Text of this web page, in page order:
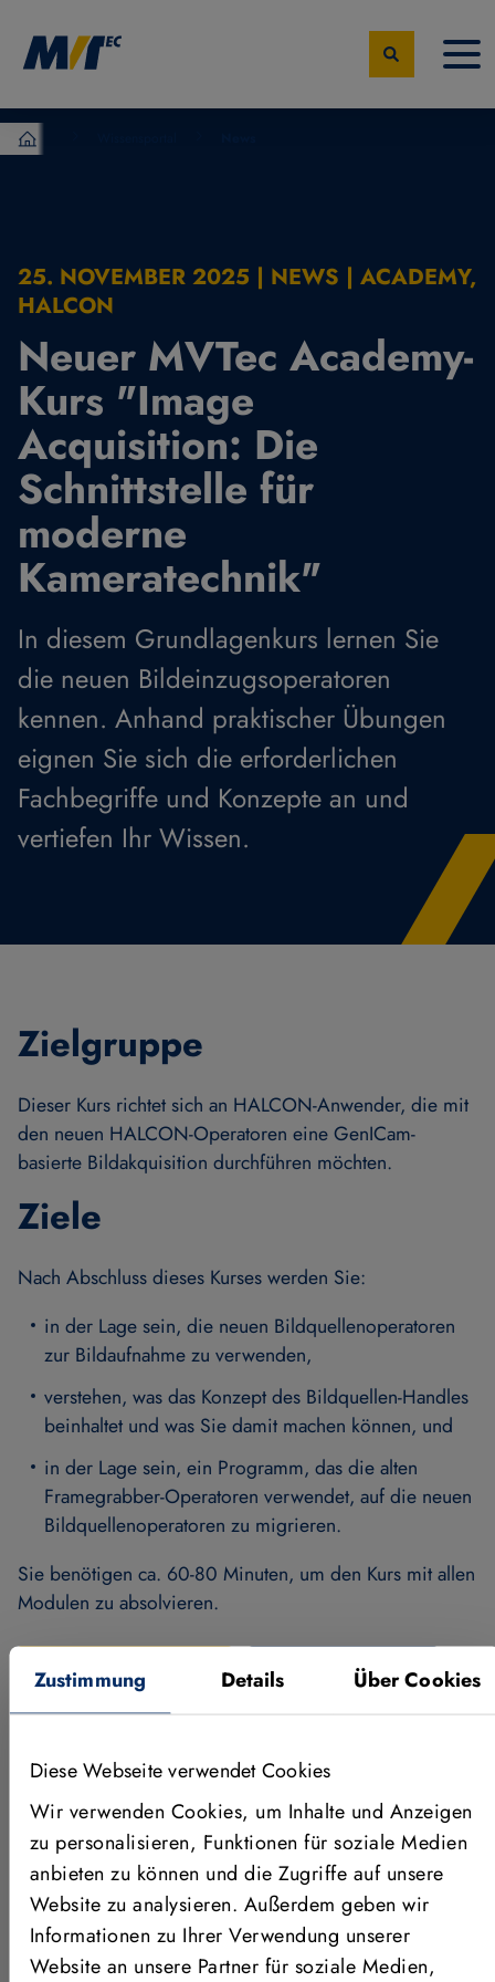
Zustimmung Details Über Cookies
Diese Webseite verwendet Cookies
Wir verwenden Cookies, um Inhalte und Anzeigen
zu personalisieren, Funktionen für soziale Medien
anbieten zu können und die Zugriffe auf unsere
Website zu analysieren. Außerdem geben wir
Informationen zu Ihrer Verwendung unserer
Website an unsere Partner für soziale Medien,
MVTec Software – Experten der industrielle
25. NOVEMBER 2025 | NEWS | ACADEMY,
HALCON
Neuer MVTec Academy-
Kurs "Image
Acquisition: Die
Schnittstelle für
moderne
Kameratechnik"
In diesem Grundlagenkurs lernen Sie
die neuen Bildeinzugsoperatoren
kennen. Anhand praktischer Übungen
eignen Sie sich die erforderlichen
Fachbegriffe und Konzepte an und
vertiefen Ihr Wissen.
Zielgruppe
Dieser Kurs richtet sich an HALCON-Anwender, die mit
den neuen HALCON-Operatoren eine GenICam-
basierte Bildakquisition durchführen möchten.
Ziele
Nach Abschluss dieses Kurses werden Sie:
in der Lage sein, die neuen Bildquellenoperatoren
zur Bildaufnahme zu verwenden,
verstehen, was das Konzept des Bildquellen-Handles
beinhaltet und was Sie damit machen können, und
in der Lage sein, ein Programm, das die alten
Framegrabber-Operatoren verwendet, auf die neuen
Bildquellenoperatoren zu migrieren.
Sie benötigen ca. 60-80 Minuten, um den Kurs mit allen
Modulen zu absolvieren.
Direkt zum Kurs Zur Academy
Bitte beachten Sie, dass Sie einenMVLogin
Die MVTec Academy ist unsere digitale Lernplattform,
die kostenfreie Online-Kurse für die optimale Nutzung
unserer Software zur Lösung von
Bildverarbeitungsaufgaben bietet. Sie können zu jeder
Zeit, an jedem Ort und in Ihrem eigenen Tempo lernen.